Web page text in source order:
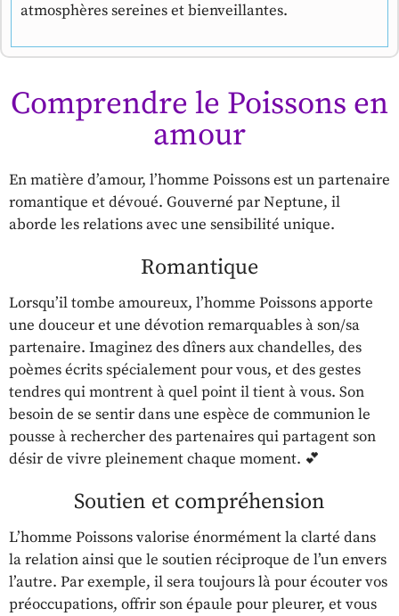
atmosphères sereines et bienveillantes.
Comprendre le Poissons en
amour
En matière d’amour, l’homme Poissons est un partenaire
romantique et dévoué. Gouverné par Neptune, il
aborde les relations avec une sensibilité unique.
Romantique
Lorsqu’il tombe amoureux, l’homme Poissons apporte
une douceur et une dévotion remarquables à son/sa
partenaire. Imaginez des dîners aux chandelles, des
poèmes écrits spécialement pour vous, et des gestes
tendres qui montrent à quel point il tient à vous. Son
besoin de se sentir dans une espèce de communion le
pousse à rechercher des partenaires qui partagent son
désir de vivre pleinement chaque moment. 💕
Soutien et compréhension
L’homme Poissons valorise énormément la clarté dans
la relation ainsi que le soutien réciproque de l’un envers
l’autre. Par exemple, il sera toujours là pour écouter vos
préoccupations, offrir son épaule pour pleurer, et vous